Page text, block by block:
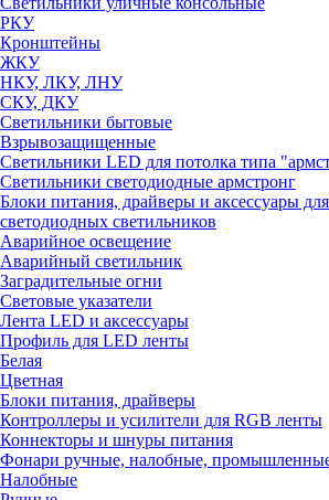
РКУ
Кронштейны
ЖКУ
НКУ, ЛКУ, ЛНУ
СКУ, ДКУ
Светильники бытовые
Взрывозащищенные
Светильники LED для потолка типа
Светильники светодиодные армстронг
Блоки питания, драйверы и аксессуары
светодиодных светильников
Аварийное освещение
Аварийный светильник
Заградительные огни
Световые указатели
Лента LED и аксессуары
Профиль для LED ленты
Белая
Цветная
Блоки питания, драйверы
Контроллеры и усилители для RGB ленты
Коннекторы и шнуры питания
Фонари ручные, налобные,
Налобные